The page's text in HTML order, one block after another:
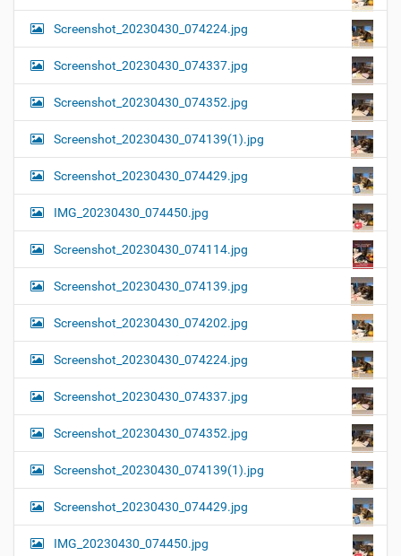
Screenshot_20230430_074224.jpg
Screenshot_20230430_074337.jpg
Screenshot_20230430_074352.jpg
Screenshot_20230430_074139(1).jpg
Screenshot_20230430_074429.jpg
IMG_20230430_074450.jpg
Screenshot_20230430_074114.jpg
Screenshot_20230430_074139.jpg
Screenshot_20230430_074202.jpg
Screenshot_20230430_074224.jpg
Screenshot_20230430_074337.jpg
Screenshot_20230430_074352.jpg
Screenshot_20230430_074139(1).jpg
Screenshot_20230430_074429.jpg
IMG_20230430_074450.jpg